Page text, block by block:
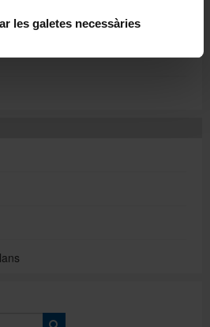
les galetes necessàries